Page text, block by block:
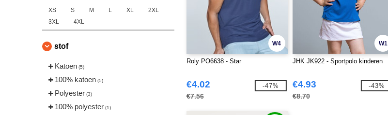
XS S M L XL
2XL
3XL
4XL
stof
Katoen (5)
100% katoen (5)
Polyester (3)
100% polyester (1)
W4
Roly PO6638 - Star
€4.02
€7.56
-47%
W1
JHK JK922 - Sportpolo kinderen
€4.93
€8.70
-43%